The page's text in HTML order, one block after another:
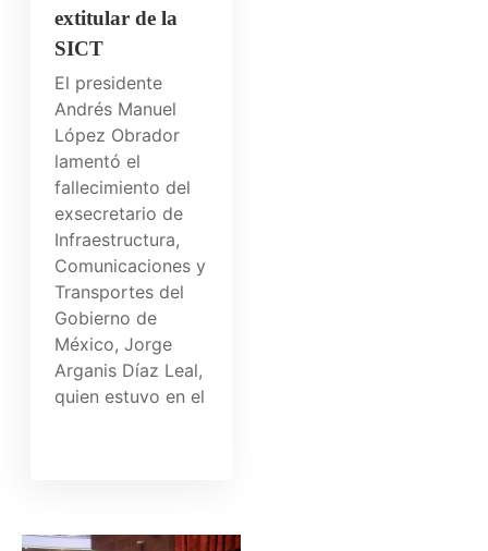
extitular de la
SICT
El presidente
Andrés Manuel
López Obrador
lamentó el
fallecimiento del
exsecretario de
Infraestructura,
Comunicaciones y
Transportes del
Gobierno de
México, Jorge
Arganis Díaz Leal,
quien estuvo en el